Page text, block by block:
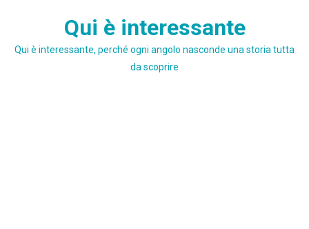
Qui è interessante
Qui è interessante, perché ogni angolo nasconde una storia tutta
da scoprire